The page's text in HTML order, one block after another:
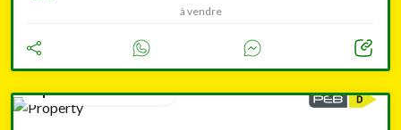
à vendre
à partir de 199 000 €